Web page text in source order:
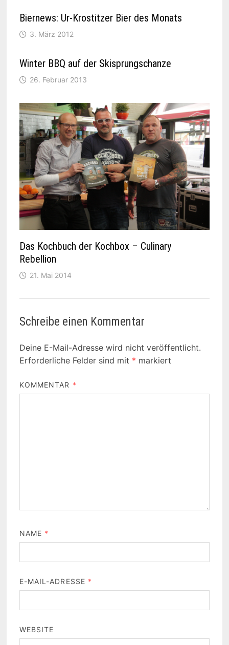
Biernews: Ur-Krostitzer Bier des Monats
3. März 2012
Winter BBQ auf der Skisprungschanze
26. Februar 2013
Das Kochbuch der Kochbox – Culinary
Rebellion
21. Mai 2014
Schreibe einen Kommentar
Deine E-Mail-Adresse wird nicht veröffentlicht.
Erforderliche Felder sind mit * markiert
KOMMENTAR *
NAME *
E-MAIL-ADRESSE *
WEBSITE